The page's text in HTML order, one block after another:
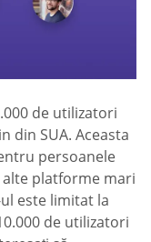
de utilizatori
din SUA. Aceasta
persoanele
platforme mari
este limitat la
de utilizatori